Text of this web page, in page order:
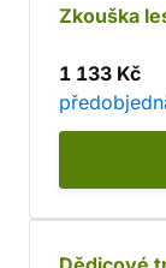
Zkouška
1 133 Kč